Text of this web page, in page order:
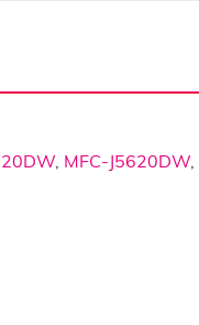
, MFC-J5620DW,